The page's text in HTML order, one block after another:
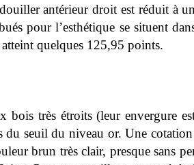
antérieur droit est réduit à
pour l’esthétique se situent
quelques 125,95 points.
bois très étroits (leur envergure
du seuil du niveau or. Une
brun très clair, presque sans